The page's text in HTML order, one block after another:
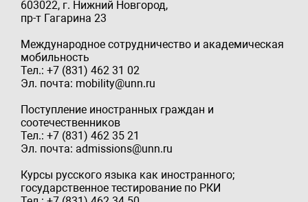
603022, г. Нижний Новгород,
пр-т Гагарина 23
Международное сотрудничество и академическая
мобильность
Тел.: +7 (831) 462 31 02
Эл. почта: mobility@unn.ru
Поступление иностранных граждан и
соотечественников
Тел.: +7 (831) 462 35 21
Эл. почта: admissions@unn.ru
Курсы русского языка как иностранного;
государственное тестирование по РКИ